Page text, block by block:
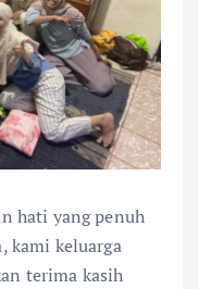
hati yang penuh
kami keluarga
terima kasih